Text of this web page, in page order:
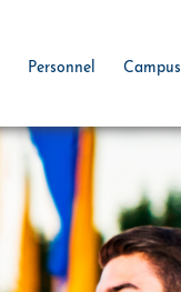
Personnel Campus